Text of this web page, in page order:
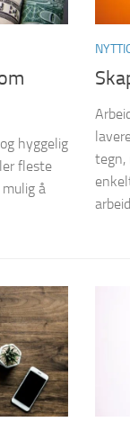
hyggelig
fleste
å
tegn,